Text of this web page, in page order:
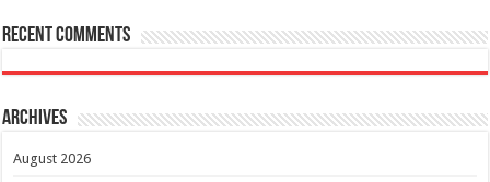
Recent Comments
Archives
August 2026